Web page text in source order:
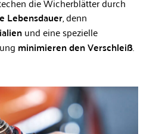
Lebensdauer, denn
und eine spezielle
minimieren den Verschleiß.